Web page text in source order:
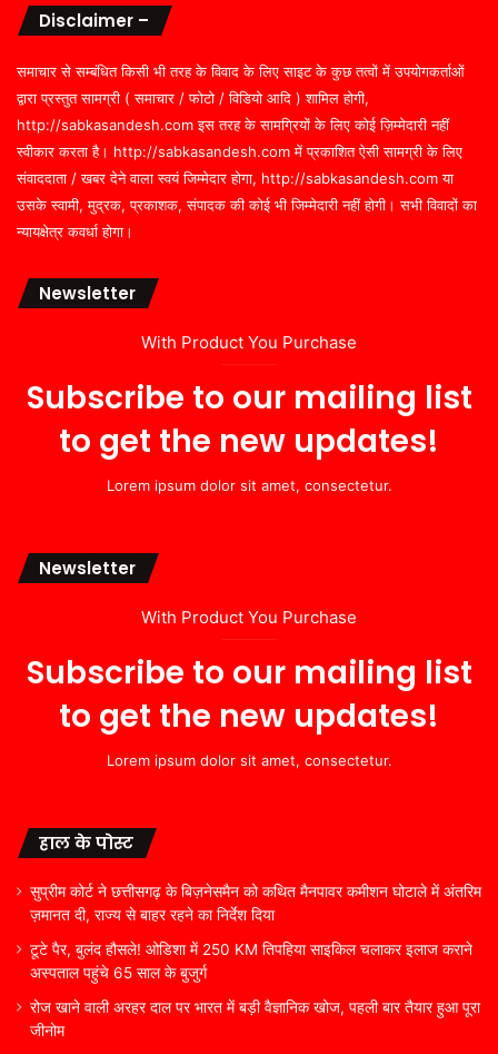
Disclaimer –
समाचार से सम्बंधित किसी भी तरह के विवाद के लिए साइट के कुछ तत्वों में उपयोगकर्ताओं
द्वारा प्रस्तुत सामग्री ( समाचार / फोटो / विडियो आदि ) शामिल होगी,
http://sabkasandesh.com इस तरह के सामग्रियों के लिए कोई ज़िम्मेदारी नहीं
स्वीकार करता है। http://sabkasandesh.com में प्रकाशित ऐसी सामग्री के लिए
संवाददाता / खबर देने वाला स्वयं जिम्मेदार होगा, http://sabkasandesh.com या
उसके स्वामी, मुद्रक, प्रकाशक, संपादक की कोई भी जिम्मेदारी नहीं होगी। सभी विवादों का
न्यायक्षेत्र कवर्धा होगा।
Newsletter
With Product You Purchase
Subscribe to our mailing list
to get the new updates!
Lorem ipsum dolor sit amet, consectetur.
Newsletter
With Product You Purchase
Subscribe to our mailing list
to get the new updates!
Lorem ipsum dolor sit amet, consectetur.
हाल के पोस्ट
सुप्रीम कोर्ट ने छत्तीसगढ़ के बिज़नेसमैन को कथित मैनपावर कमीशन घोटाले में अंतरिम
ज़मानत दी, राज्य से बाहर रहने का निर्देश दिया
टूटे पैर, बुलंद हौसले! ओडिशा में 250 KM तिपहिया साइकिल चलाकर इलाज कराने
अस्पताल पहुंचे 65 साल के बुजुर्ग
रोज खाने वाली अरहर दाल पर भारत में बड़ी वैज्ञानिक खोज, पहली बार तैयार हुआ पूरा
जीनोम